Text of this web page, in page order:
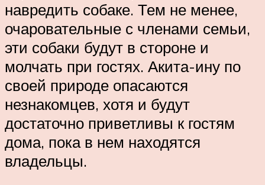
навредить собаке. Тем не менее,
очаровательные с членами семьи,
эти собаки будут в стороне и
молчать при гостях. Акита-ину по
своей природе опасаются
незнакомцев, хотя и будут
достаточно приветливы к гостям
дома, пока в нем находятся
владельцы.